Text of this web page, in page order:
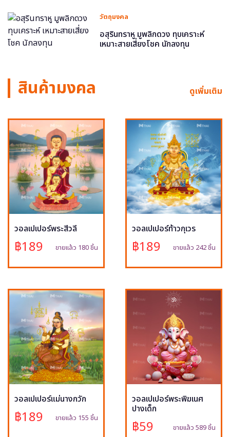
วัตถุมงคล
อสุรินทราหู มูพลิกดวง ทุบเคราะห์
เหมาะสายเสี่ยงโชค นักลงทุน
สินค้ามงคล ดูเพิ่มเติม
วอลเปเปอร์พระสีวลี
฿189 ขายแล้ว 180 ชิ้น
วอลเปเปอร์ท้าวกุเวร
฿189 ขายแล้ว 242 ชิ้น
วอลเปเปอร์แม่นางกวัก
฿189 ขายแล้ว 155 ชิ้น
วอลเปเปอร์พระพิฆเนศ
ปางเด็ก
฿59 ขายแล้ว 589 ชิ้น